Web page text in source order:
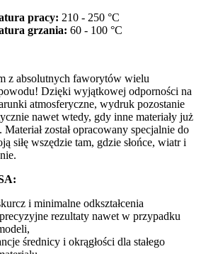
pracy: 210 - 250 °C
grzania: 60 - 100 °C
z absolutnych faworytów wielu
Dzięki wyjątkowej odporności na
atmosferyczne, wydruk pozostanie
nawet wtedy, gdy inne materiały już
został opracowany specjalnie do
siłę wszędzie tam, gdzie słońce, wiatr i
i minimalne odkształcenia
rezultaty nawet w przypadku
średnicy i okrągłości dla stałego